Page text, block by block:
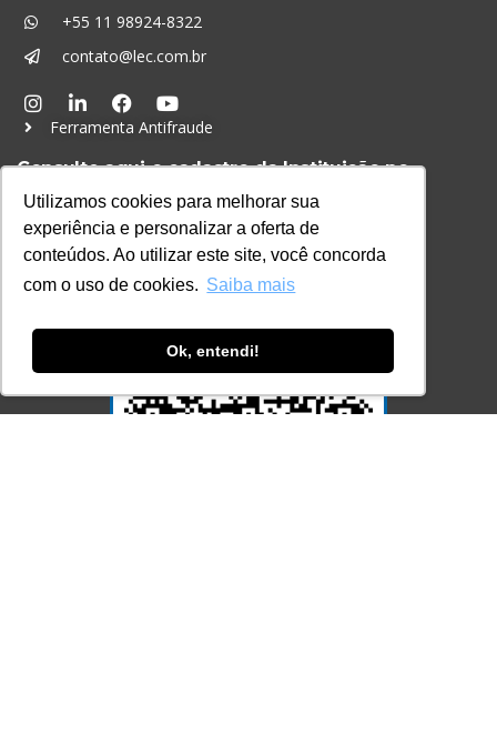
Utilizamos cookies para melhorar sua
experiência e personalizar a oferta de
conteúdos. Ao utilizar este site, você concorda
com o uso de cookies. Saiba mais
Ok, entendi!
+55 11 98924-8322
contato@lec.com.br
Ferramenta Antifraude
Consulte aqui o cadastro da Instituição no